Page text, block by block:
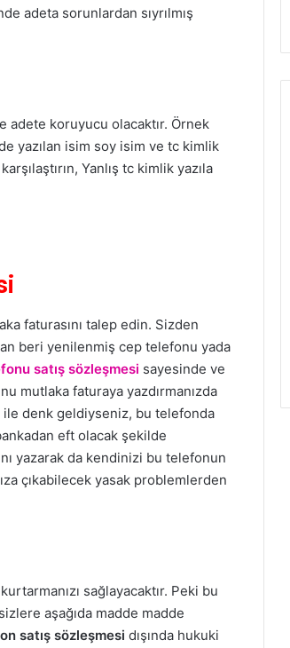
adeta sorunlardan sıyrılmış
adete koruyucu olacaktır. Örnek
yazılan isim soy isim ve tc kimlik
Yanlış tc kimlik yazıla
faturasını talep edin. Sizden
beri yenilenmiş cep telefonu yada
satış sözleşmesi sayesinde ve
mutlaka faturaya yazdırmanızda
ile denk geldiyseniz, bu telefonda
eft olacak şekilde
yazarak da kendinizi bu telefonun
çıkabilecek yasak problemlerden
sağlayacaktır. Peki bu
aşağıda madde madde
satış sözleşmesi dışında hukuki